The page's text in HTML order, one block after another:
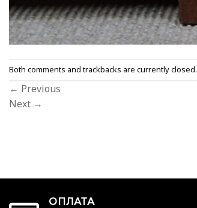
Both comments and trackbacks are currently closed.
← Previous
Next →
ОПЛАТА